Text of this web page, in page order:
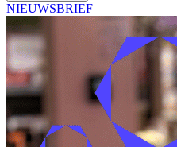
NIEUWSBRIEF